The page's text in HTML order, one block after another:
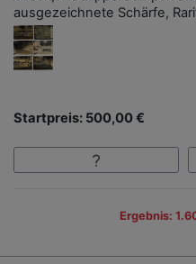
ausgezeichnete Schärfe,
Startpreis: 500,00 €
Ergebnis: